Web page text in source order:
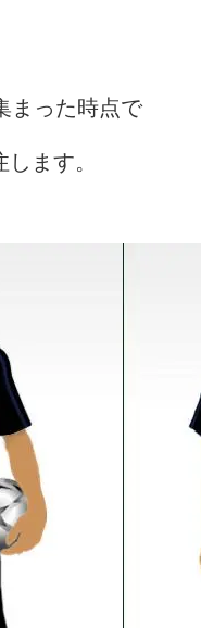
まった時点で
ます。